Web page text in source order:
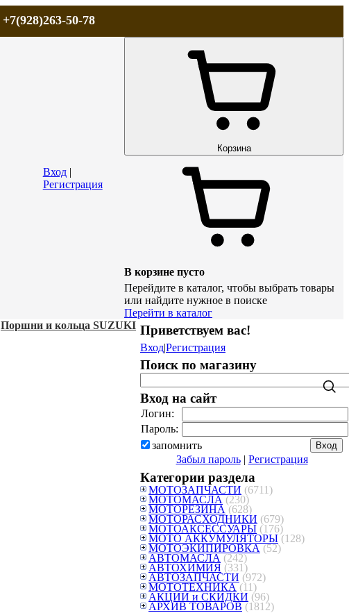
+7(928)263-50-78
ДОСТАВКА
Вход|
Регистрация
Корзина
В корзине пусто
Перейдите в каталог, чтобы выбрать товары
или найдите нужное в поиске
Перейти в каталог
Поршни и кольца SUZUKI Приветствуем вас!
Вход|Регистрация
Поиск по магазину
Вход на сайт
Логин:
Пароль:
запомнить
Забыл пароль| Регистрация
Категории раздела
МОТОЗАПЧАСТИ (6711)
МОТОМАСЛА (230)
МОТОРЕЗИНА (628)
МОТОРАСХОДНИКИ (679)
МОТОАКСЕССУАРЫ (176)
МОТО АККУМУЛЯТОРЫ (128)
МОТОЭКИПИРОВКА (52)
АВТОМАСЛА (242)
АВТОХИМИЯ (331)
АВТОЗАПЧАСТИ (972)
МОТОТЕХНИКА (11)
АКЦИИ и СКИДКИ (96)
АРХИВ ТОВАРОВ (1812)